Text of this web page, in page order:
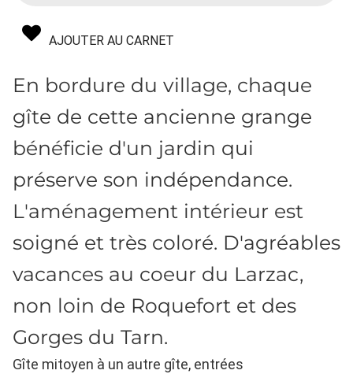
AJOUTER AU CARNET
En bordure du village, chaque
gîte de cette ancienne grange
bénéficie d'un jardin qui
préserve son indépendance.
L'aménagement intérieur est
soigné et très coloré. D'agréables
vacances au coeur du Larzac,
non loin de Roquefort et des
Gorges du Tarn.
Gîte mitoyen à un autre gîte, entrées